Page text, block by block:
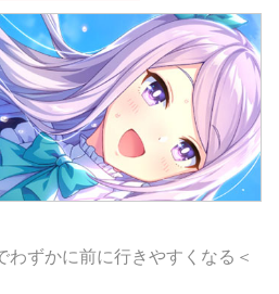
ずかに前に行きやすくなる＜